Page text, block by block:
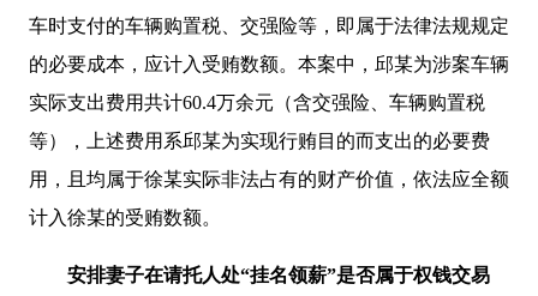
车时支付的车辆购置税、交强险等，即属于法律法规规定
的必要成本，应计入受贿数额。本案中，邱某为涉案车辆
实际支出费用共计60.4万余元（含交强险、车辆购置税
等），上述费用系邱某为实现行贿目的而支出的必要费
用，且均属于徐某实际非法占有的财产价值，依法应全额
计入徐某的受贿数额。
安排妻子在请托人处“挂名领薪”是否属于权钱交易